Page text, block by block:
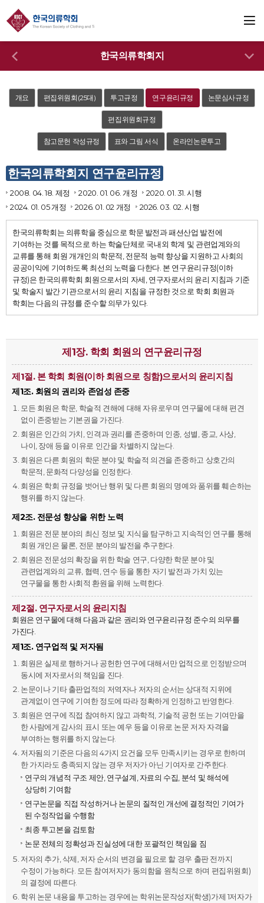
한국의류학회지
개요 편집위원회(25대) 투고규정 연구윤리규정 논문심사규정
편집위원회규정
참고문헌 작성규정 표와 그림 서식 온라인논문투고
한국의류학회지 연구윤리규정
2008. 04. 18. 제정 2020. 01. 06. 개정
2020. 01. 31. 시행
2024. 01. 05 개정
2026. 01. 02 개정 2026. 03. 02. 시행
한국의류학회는 의류학을 중심으로 학문 발전과 패션산업 발전에
기여하는 것를 목적으로 하는 학술단체로 국내외 학계 및 관련업계와의
교류를 통해 회원 개개인의 학문적, 전문적 능력 향상을 지원하고 사회의
공공이익에 기여하도록 최선의 노력을 다한다. 본 연구윤리규정(이하
규정)은 한국의류학회 회원으로서의 자세, 연구자로서의 윤리 지침과 기준
및 학술지 발간 기관으로서의 윤리 지침을 규정한 것으로 학회 회원과
학회는 다음의 규정를 준수할 의무가 있다.
제1장. 학회 회원의 연구윤리규정
제1절. 본 학회 회원(이하 회원으로 칭함)으로서의 윤리지침
제1조. 회원의 권리와 존엄성 존중
모든 회원은 학문, 학술적 견해에 대해 자유로우며 연구물에 대해 편견
없이 존중받는 기본권을 가진다.
회원은 인간의 가치, 인격과 권리를 존중하며 인종, 성별, 종교, 사상,
나이, 장애 등을 이유로 인간을 차별하지 않는다.
회원은 다른 회원의 학문 분야 및 학술적 의견을 존중하고 상호간의
학문적, 문화적 다양성을 인정한다.
회원은 학회 규정을 벗어난 행위 및 다른 회원의 명예와 품위를 훼손하는
행위를 하지 않는다.
제2조. 전문성 향상을 위한 노력
회원은 전문 분야의 최신 정보 및 지식을 탐구하고 지속적인 연구를 통해
회원 개인은 물론, 전문 분야의 발전을 추구한다.
회원은 전문성의 확장을 위한 학술 연구, 다양한 학문 분야 및
관련업계와의 교류, 협력, 연수 등을 통한 자기 발전과 가치 있는
연구물을 통한 사회적 환원을 위해 노력한다.
제2절. 연구자로서의 윤리지침
회원은 연구물에 대해 다음과 같은 권리와 연구윤리규정 준수의 의무를
가진다.
제1조. 연구업적 및 저자됨
회원은 실제로 행하거나 공헌한 연구에 대해서만 업적으로 인정받으며
동시에 저자로서의 책임을 진다.
논문이나 기타 출판업적의 저역자나 저자의 순서는 상대적 지위에
관계없이 연구에 기여한 정도에 따라 정확하게 인정하고 반영한다.
회원은 연구에 직접 참여하지 않고 과학적, 기술적 공헌 또는 기여만을
한 사람에게 감사의 표시 또는 예우 등을 이유로 논문 저자 자격을
부여하는 행위를 하지 않는다.
저자됨의 기준은 다음의 4가지 요건을 모두 만족시키는 경우로 한하며
한 가지라도 충족되지 않는 경우 저자가 아닌 기여자로 간주한다.
연구의 개념적 구조 제안, 연구설계, 자료의 수집, 분석 및 해석에
상당히 기여함
연구논문을 직접 작성하거나 논문의 질적인 개선에 결정적인 기여가
된 수정작업을 수행함
최종 투고본을 검토함
논문 전체의 정확성과 진실성에 대한 포괄적인 책임을 짐
저자의 추가, 삭제, 저자 순서의 변경을 필요로 할 경우 출판 전까지
수정이 가능하다. 모든 참여저자가 동의함을 원칙으로 하며 편집위원회)
의 결정에 따른다.
학위 논문 내용을 투고하는 경우에는 학위논문작성자(학생)가제 1저자가